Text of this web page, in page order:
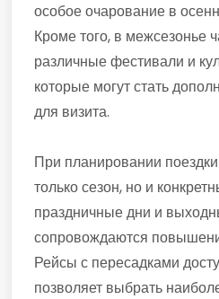
особое очарование в
Кроме того, в межсезонье
различные фестивали и
которые могут стать
для визита.
При планировании
только сезон, но и
праздничные дни и
сопровождаются
Рейсы с пересадками
позволяет выбрать